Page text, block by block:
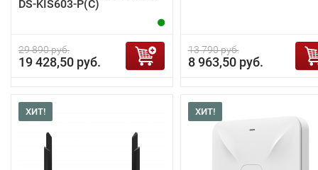
DS-KIS603-P(C)
29 890 руб.
19 428,50 руб.
13 790 руб.
8 963,50 руб.
ХИТ! ХИТ!